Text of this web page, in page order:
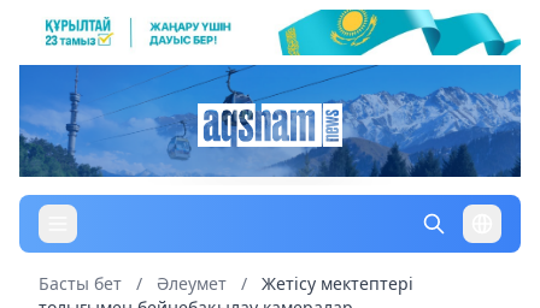
Басты бет / Әлеумет /
Жетісу мектептері